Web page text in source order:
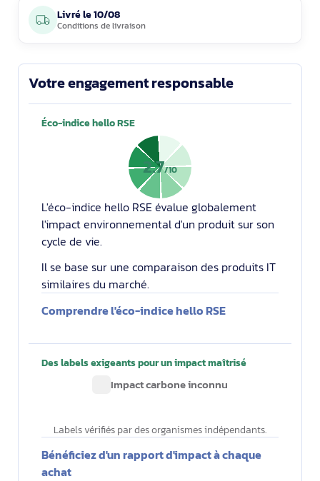
Livré le10/08
Conditions de livraison
Votre engagement responsable
Éco-indice hello RSE
2.7/10
L'éco-indice hello RSE évalue globalement
l'impact environnemental d'un produit sur son
cycle de vie.
Il se base sur une comparaison des produits IT
similaires du marché.
Comprendre l'éco-indice hello RSE
Des labels exigeants pour un impact maîtrisé
Impact carbone inconnu
Labels vérifiés par des organismes indépendants.
Bénéficiez d'un rapport d'impact à chaque
achat